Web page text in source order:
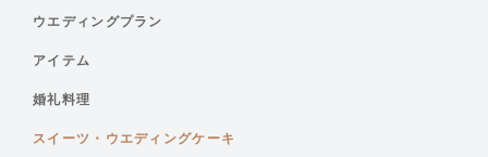
ウエディングプラン
アイテム
婚礼料理
スイーツ・ウエディングケーキ